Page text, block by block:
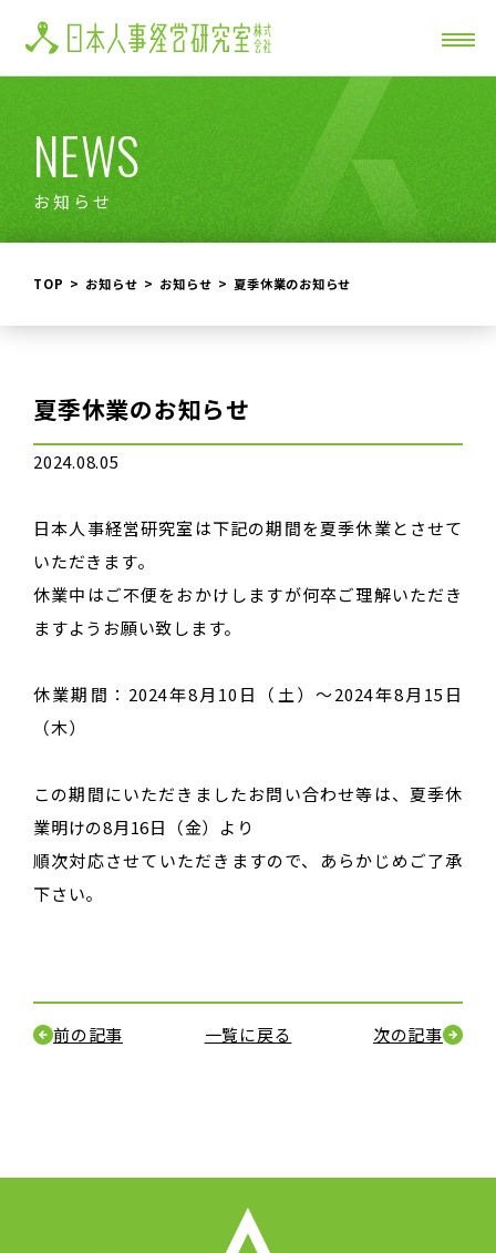
NEWS
お知らせ
TOP お知らせ お知らせ 夏季休業のお知らせ
夏季休業のお知らせ
2024.08.05
日本人事経営研究室は下記の期間を夏季休業とさせて
いただきます。
休業中はご不便をおかけしますが何卒ご理解いただき
ますようお願い致します。
休業期間：2024年8月10日（土）～2024年8月15日
（木）
この期間にいただきましたお問い合わせ等は、夏季休
業明けの8月16日（金）より
順次対応させていただきますので、あらかじめご了承
下さい。
前の記事 一覧に戻る 次の記事